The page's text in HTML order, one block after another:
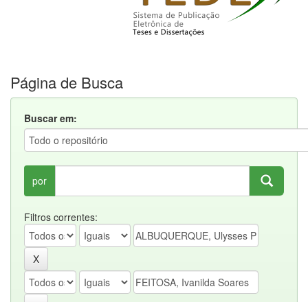
Página de Busca
Buscar em:
por
Filtros correntes: